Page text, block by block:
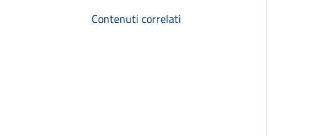
Contenuti correlati